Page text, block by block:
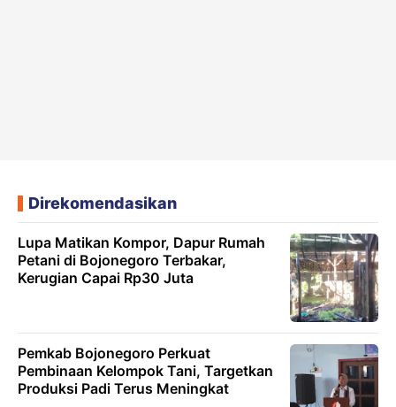
Direkomendasikan
Lupa Matikan Kompor, Dapur Rumah
Petani di Bojonegoro Terbakar,
Kerugian Capai Rp30 Juta
Pemkab Bojonegoro Perkuat
Pembinaan Kelompok Tani, Targetkan
Produksi Padi Terus Meningkat